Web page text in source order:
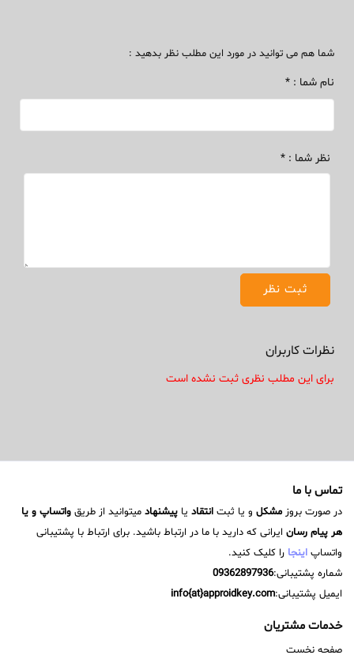
شما هم می توانید در مورد این مطلب نظر بدهید :
نام شما : *
نظر شما : *
نظرات کاربران
برای این مطلب نظری ثبت نشده است
تماس با ما
در صورت بروزمشکل و یا ثبت انتقاد یا پیشنهاد میتوانید از طریق واتساپ و یا
هر پیام رسان ایرانی که دارید با ما در ارتباط باشید. برای ارتباط با پشتیبانی
واتساپ اینجا را کلیک کنید.
شماره پشتیبانی:09362897936
ایمیل پشتیبانی:info{at}approidkey.com
خدمات مشتریان
صفحه نخست